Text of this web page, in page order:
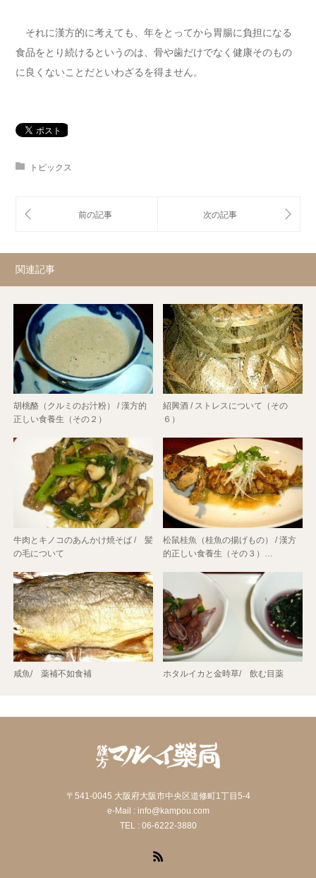
それに漢方的に考えても、年をとってから胃腸に負担になる
食品をとり続けるというのは、骨や歯だけでなく健康そのもの
に良くないことだといわざるを得ません。
トピックス
関連記事
胡桃酪（クルミのお汁粉） / 漢方的
正しい食養生（その２）
紹興酒 / ストレスについて（その
６）
牛肉とキノコのあんかけ焼そば / 髪
の毛について
松鼠桂魚（桂魚の揚げもの） / 漢方
的正しい食養生（その３）…
咸魚/ 薬補不如食補 ホタルイカと金時草/ 飲む目薬
〒541-0045 大阪府大阪市中央区道修町1丁目5-4
e-Mail : info@kampou.com
TEL : 06-6222-3880